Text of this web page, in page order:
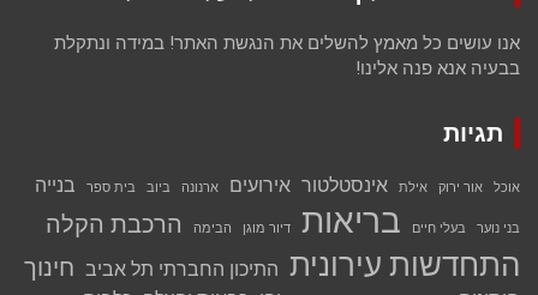
אנו עושים כל מאמץ להשלים את הנגשת האתר! במידה ונתקלת
בבעיה אנא פנה אלינו!
תגיות
אוכל אור ירוק אילת אינסטלטור אירועים ארנונה ביוב בית ספר בנייה
בני נוער בעלי חיים בריאות דיור מוגן הבימה הרכבת הקלה
התחדשות עירונית התיכון החברתי תל אביב חינוך